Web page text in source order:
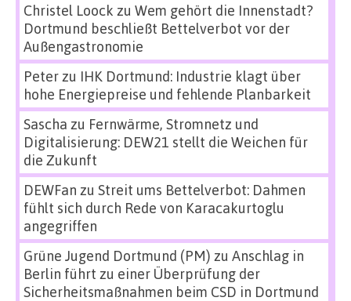
Christel Loock zu Wem gehört die Innenstadt?
Dortmund beschließt Bettelverbot vor der
Außengastronomie
Peterzu IHK Dortmund: Industrie klagt über
hohe Energiepreise und fehlende Planbarkeit
Sascha zu Fernwärme, Stromnetz und
Digitalisierung: DEW21 stellt die Weichen für
die Zukunft
DEWFan zu Streit ums Bettelverbot: Dahmen
fühlt sich durch Rede von Karacakurtoglu
angegriffen
Grüne Jugend Dortmund (PM) zu Anschlag in
Berlin führt zu einer Überprüfung der
Sicherheitsmaßnahmen beim CSD in Dortmund